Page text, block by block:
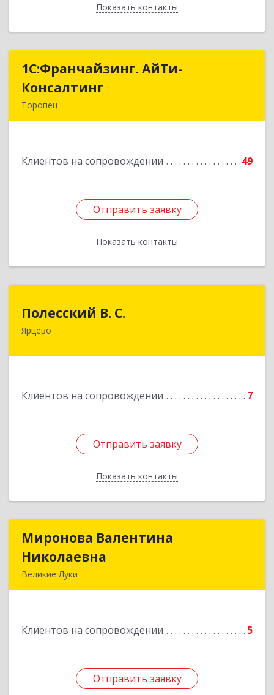
Показать контакты
Назад
1С:Франчайзинг. АйТи-
Консалтинг
Торопец
Клиентов на сопровождении 49
Отправить заявку
Показать контакты
1С:Франчайзинг. АйТи-
Подробнее
Отправить заявку
Назад
Полесский В. С.
Ярцево
Клиентов на сопровождении 7
Отправить заявку
Показать контакты
Отправить заявку
Назад
Миронова Валентина
Николаевна
Великие Луки
Клиентов на сопровождении 5
Отправить заявку
Миронова Валентина
Отправить заявку